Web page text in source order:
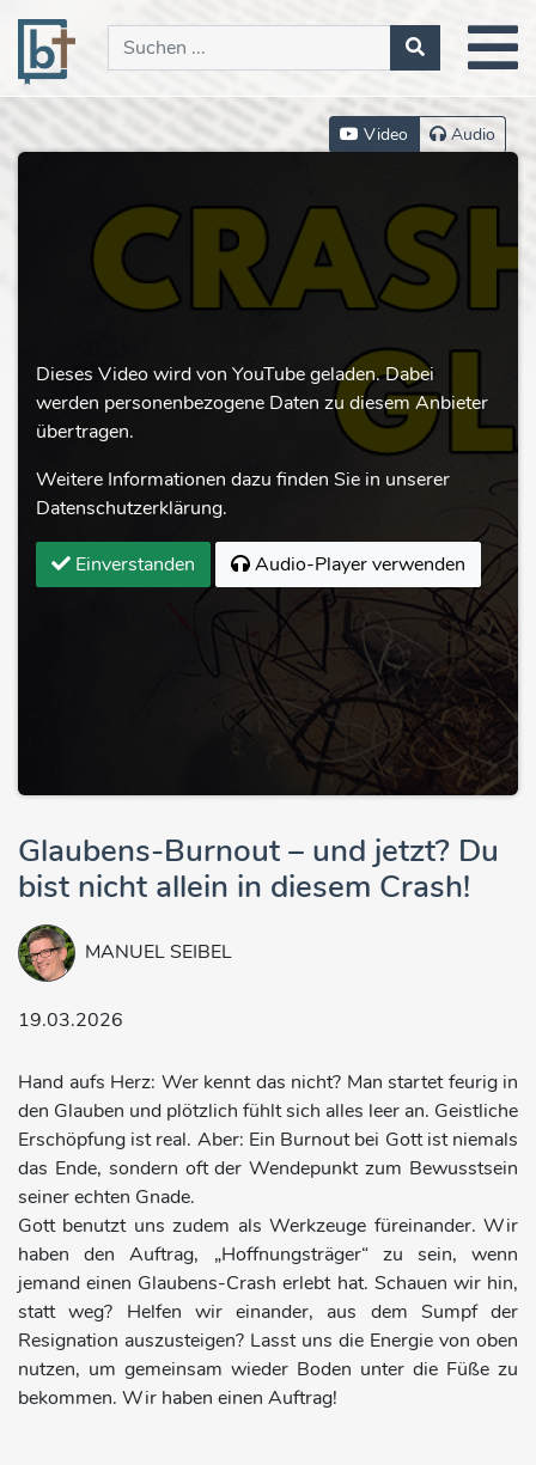
Video Audio
Dieses Video wird von YouTube geladen. Dabei
werden personenbezogene Daten zu diesem Anbieter
übertragen.
Weitere Informationen dazu finden Sie in unserer
Datenschutzerklärung.
Einverstanden Audio-Player verwenden
Glaubens-Burnout – und jetzt? Du
bist nicht allein in diesem Crash!
MANUEL SEIBEL
19.03.2026
Hand aufs Herz: Wer kennt das nicht? Man startet feurig in
den Glauben und plötzlich fühlt sich alles leer an. Geistliche
Erschöpfung ist real. Aber: Ein Burnout bei Gott ist niemals
das Ende, sondern oft der Wendepunkt zum Bewusstsein
seiner echten Gnade.
Gott benutzt uns zudem als Werkzeuge füreinander. Wir
haben den Auftrag, „Hoffnungsträger“ zu sein, wenn
jemand einen Glaubens-Crash erlebt hat. Schauen wir hin,
statt weg? Helfen wir einander, aus dem Sumpf der
Resignation auszusteigen? Lasst uns die Energie von oben
nutzen, um gemeinsam wieder Boden unter die Füße zu
bekommen. Wir haben einen Auftrag!